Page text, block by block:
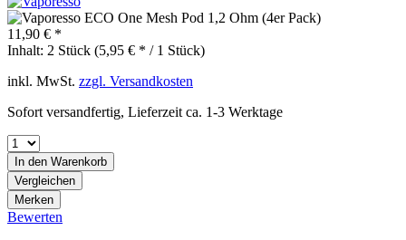
11,90 € *
Inhalt: 2 Stück (5,95 € * / 1 Stück)
inkl. MwSt. zzgl. Versandkosten
Sofort versandfertig, Lieferzeit ca. 1-3 Werktage
In den Warenkorb
Vergleichen
Merken
Bewerten